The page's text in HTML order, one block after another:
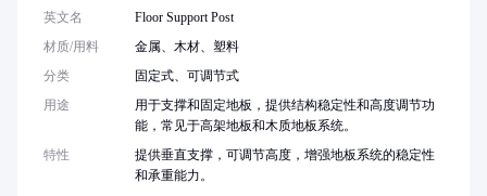
英文名
Floor Support Post
材质/用料
金属、木材、塑料
分类
固定式、可调节式
用途
用于支撑和固定地板，提供结构稳定性和高度调节功
能，常见于高架地板和木质地板系统。
特性
提供垂直支撑，可调节高度，增强地板系统的稳定性
和承重能力。